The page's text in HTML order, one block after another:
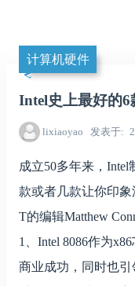
计算机硬件
Intel史上最好的6
lixiaoyao 发表于
成立50多年来，
款或者几款让你印
T的编辑Matthew
1、Intel 8086作为
商业成功，同时也